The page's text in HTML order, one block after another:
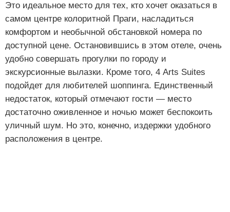
Это идеальное место для тех, кто хочет оказаться в
самом центре колоритной Праги, насладиться
комфортом и необычной обстановкой номера по
доступной цене. Остановившись в этом отеле, очень
удобно совершать прогулки по городу и
экскурсионные вылазки. Кроме того, 4 Arts Suites
подойдет для любителей шоппинга. Единственный
недостаток, который отмечают гости — место
достаточно оживленное и ночью может беспокоить
уличный шум. Но это, конечно, издержки удобного
расположения в центре.